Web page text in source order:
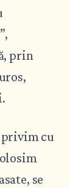
prin
cu
se